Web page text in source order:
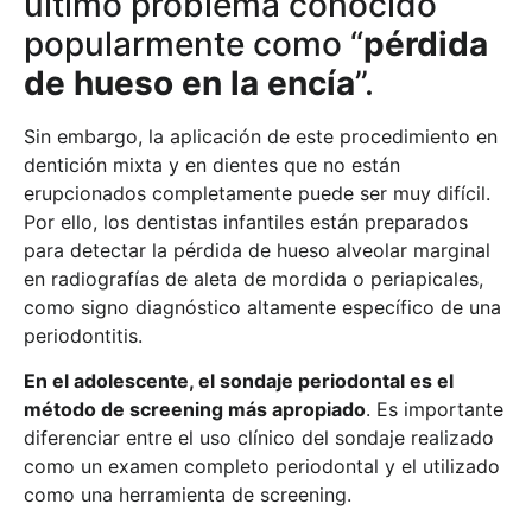
popularmente como “pérdida
de hueso en la encía”.
Sin embargo, la aplicación de este procedimiento en
dentición mixta y en dientes que no están
erupcionados completamente puede ser muy difícil.
Por ello, los dentistas infantiles están preparados
para detectar la pérdida de hueso alveolar marginal
en radiografías de aleta de mordida o periapicales,
como signo diagnóstico altamente específico de una
periodontitis.
En el adolescente, el sondaje periodontal es el
método de screening más apropiado. Es importante
diferenciar entre el uso clínico del sondaje realizado
como un examen completo periodontal y el utilizado
como una herramienta de screening.